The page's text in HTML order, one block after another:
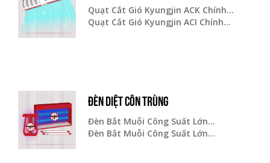
Quạt Cắt Gió Kyungjin ACK Chính...
Quạt Cắt Gió Kyungjin ACI Chính...
ĐÈN DIỆT CÔN TRÙNG
Đèn Bắt Muỗi Công Suất Lớn...
Đèn Bắt Muỗi Công Suất Lớn...